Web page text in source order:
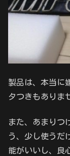
製品は、本当に
タつきもありま
また、あまりつ
う、少し使うだ
能がいいし、良